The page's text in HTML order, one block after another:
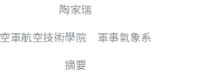
陶家瑞
空軍航空技術學院 軍事氣象系
摘要